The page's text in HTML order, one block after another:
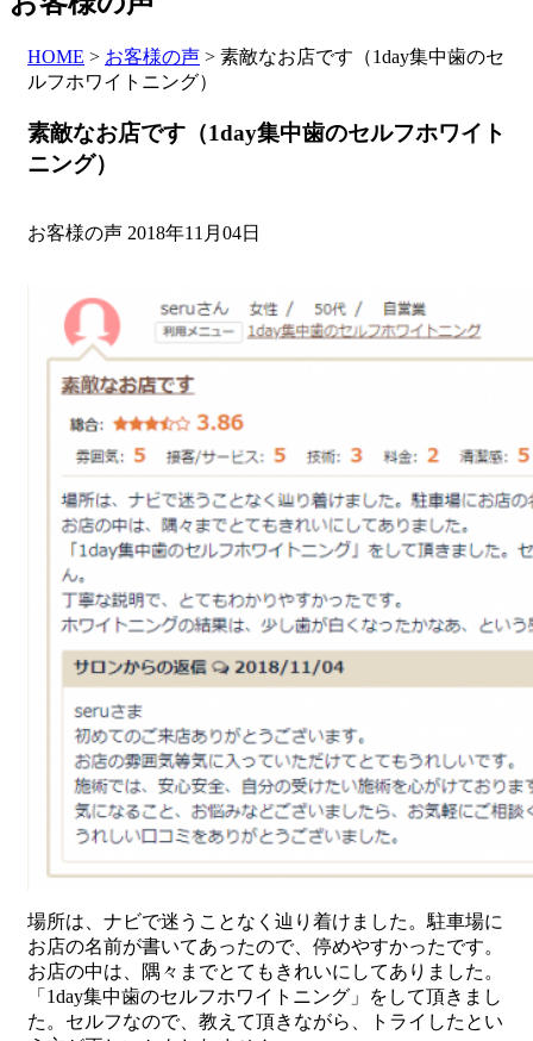
HOME > お客様の声 > 素敵なお店です（1day集中歯のセ
ルフホワイトニング）
素敵なお店です（1day集中歯のセルフホワイト
ニング）
お客様の声 2018年11月04日
場所は、ナビで迷うことなく辿り着けました。駐車場に
お店の名前が書いてあったので、停めやすかったです。
お店の中は、隅々までとてもきれいにしてありました。
「1day集中歯のセルフホワイトニング」をして頂きまし
た。セルフなので、教えて頂きながら、トライしたとい